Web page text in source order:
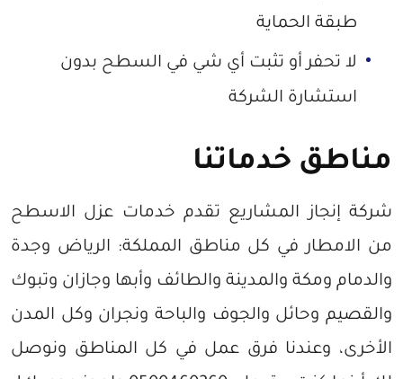
طبقة الحماية
لا تحفر أو تثبت أي شي في السطح بدون
استشارة الشركة
مناطق خدماتنا
شركة إنجاز المشاريع تقدم خدمات عزل الاسطح
من الامطار في كل مناطق المملكة: الرياض وجدة
والدمام ومكة والمدينة والطائف وأبها وجازان وتبوك
والقصيم وحائل والجوف والباحة ونجران وكل المدن
الأخرى، وعندنا فرق عمل في كل المناطق ونوصل